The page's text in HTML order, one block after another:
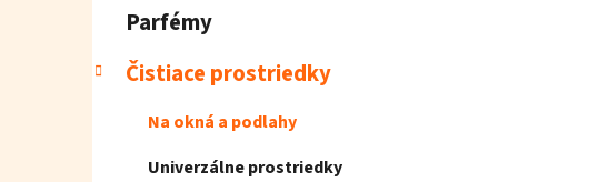
Parfémy
Čistiace prostriedky
Na okná a podlahy
Univerzálne prostriedky